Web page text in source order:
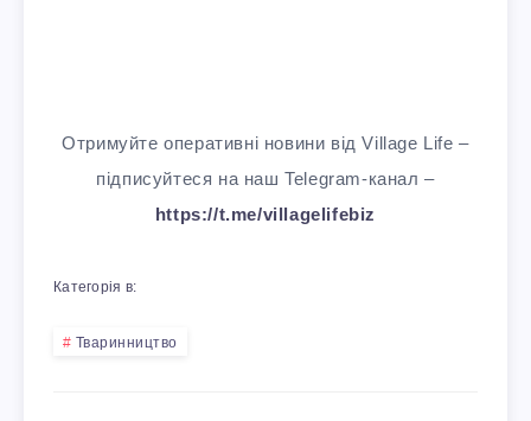
Отримуйте оперативні новини від Village Life –
підписуйтеся на наш Telegram-канал –
https://t.me/villagelifebiz
Категорія в:
Тваринництво